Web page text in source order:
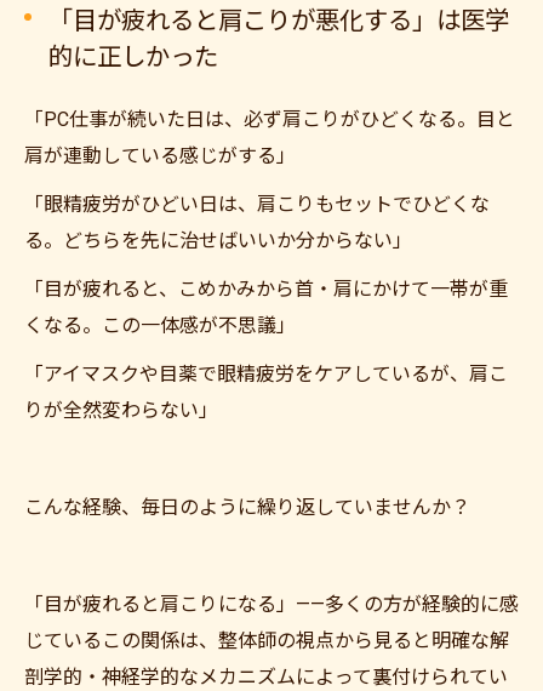
「目が疲れると肩こりが悪化する」は医学
的に正しかった
「PC仕事が続いた日は、必ず肩こりがひどくなる。目と
肩が連動している感じがする」
「眼精疲労がひどい日は、肩こりもセットでひどくな
る。どちらを先に治せばいいか分からない」
「目が疲れると、こめかみから首・肩にかけて一帯が重
くなる。この一体感が不思議」
「アイマスクや目薬で眼精疲労をケアしているが、肩こ
りが全然変わらない」
こんな経験、毎日のように繰り返していませんか？
「目が疲れると肩こりになる」——多くの方が経験的に感
じているこの関係は、整体師の視点から見ると明確な解
剖学的・神経学的なメカニズムによって裏付けられてい